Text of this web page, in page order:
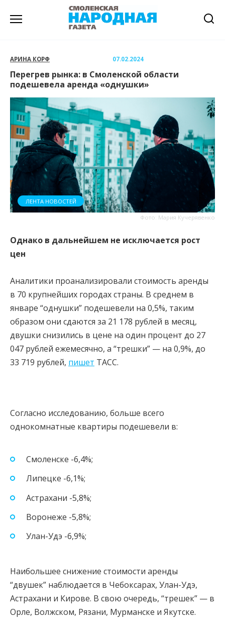
АРИНА КОРФ 07.02.2024
Перегрев рынка: в Смоленской области
подешевела аренда «однушки»
Фото: Мария Кучерявенко
ЛЕНТА НОВОСТЕЙ
Однако в дальнейшем не исключается рост
цен
Аналитики проанализировали стоимость аренды
в 70 крупнейших городах страны. В среднем в
январе “однушки” подешевели на 0,5%, таким
образом они сдаются за 21 178 рублей в месяц,
двушки снизились в цене на один процент до 27
047 рублей ежемесячно, а “трешки” — на 0,9%, до
33 719 рублей, пишет ТАСС.
Согласно исследованию, больше всего
однокомнатные квартиры подешевели в:
Смоленске -6,4%;
Липецке -6,1%;
Астрахани -5,8%;
Воронеже -5,8%;
Улан-Удэ -6,9%;
Наибольшее снижение стоимости аренды
“двушек” наблюдается в Чебоксарах, Улан-Удэ,
Астрахани и Кирове. В свою очередь, “трешек” — в
Орле, Волжском, Рязани, Мурманске и Якутске.